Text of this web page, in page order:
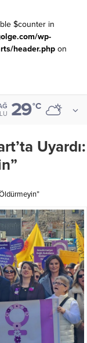
$counter in
wp-
header.phpon
29°C
Uyardı: